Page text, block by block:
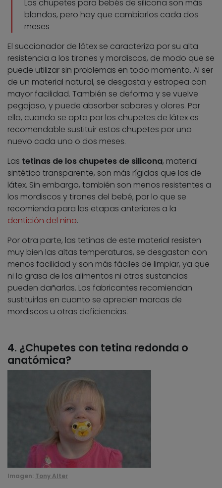
Los chupetes para bebés de silicona son más
blandos, pero hay que cambiarlos cada dos
meses
El succionador de látex se caracteriza por su alta
resistencia a los tirones y mordiscos, de modo que se
puede utilizar sin problemas en todo momento. Al ser
de un material natural, se desgasta y estropea con
mayor facilidad. También se deforma y se vuelve
pegajoso, y puede absorber sabores y olores. Por
ello, cuando se opta por los chupetes de látex es
recomendable sustituir estos chupetes por uno
nuevo cada uno o dos meses.
Las tetinas de los chupetes de silicona, material
sintético transparente, son más rígidas que las de
látex. Sin embargo, también son menos resistentes a
los mordiscos y tirones del bebé, por lo que se
recomienda para las etapas anteriores a la
dentición del niño.
Por otra parte, las tetinas de este material resisten
muy bien las altas temperaturas, se desgastan con
menos facilidad y son más fáciles de limpiar, ya que
ni la grasa de los alimentos ni otras sustancias
pueden dañarlas. Los fabricantes recomiendan
sustituirlas en cuanto se aprecien marcas de
mordiscos u otras deficiencias.
4. ¿Chupetes con tetina redonda o
anatómica?
Imagen: Tony Alter